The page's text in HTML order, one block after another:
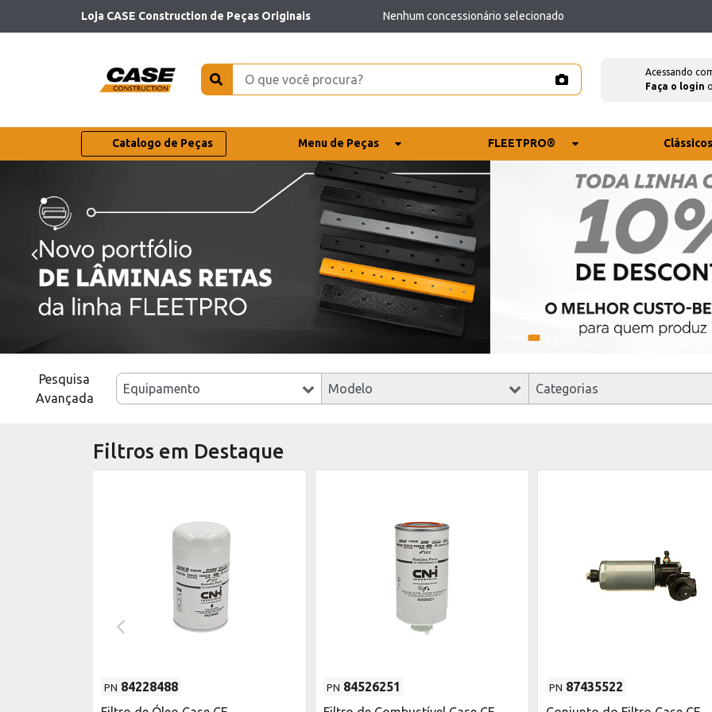
Loja CASE Construction de Peças Originais Nenhum concessionário selecionado
Acessando
Faça o login
Catalogo de Peças Menu de Peças FLEETPRO®
Pesquisa
Avançada
Equipamento Modelo Categorias
Filtros em Destaque
PN 84228488
PN 84526251
PN 87435522